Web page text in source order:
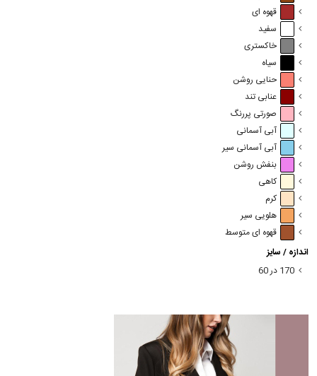
قهوه ای
سفید
خاکستری
سیاه
حنایی روشن
عنابی تند
صورتی پررنگ
آبی آسمانی
آبی آسمانی سیر
بنفش روشن
کاهی
کرم
هلویی سیر
قهوه ای متوسط
اندازه / سایز
170 در 60